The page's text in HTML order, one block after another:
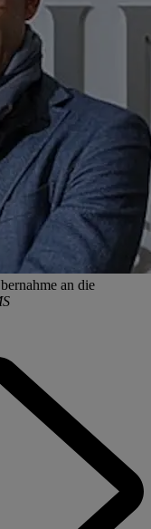
an die